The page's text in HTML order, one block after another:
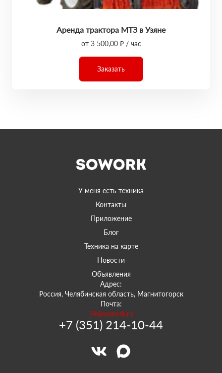
Аренда трактора МТЗ в Узяне
от 3 500,00 ₽ / час
Заказать
У меня есть техника
Контакты
Приложение
Блог
Техника на карте
Новости
Объявления
Адрес:
Россия, Челябинская область, Магнитогорск
Почта:
74@sowork.ru
+7 (351) 214-10-44